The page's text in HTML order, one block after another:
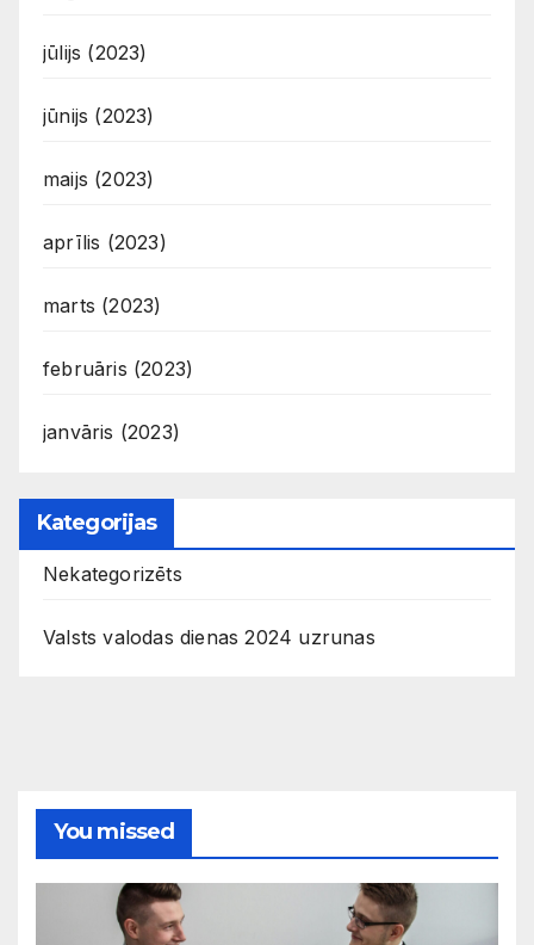
jūlijs (2023)
jūnijs (2023)
maijs (2023)
aprīlis (2023)
marts (2023)
februāris (2023)
janvāris (2023)
Kategorijas
Nekategorizēts
Valsts valodas dienas 2024 uzrunas
You missed